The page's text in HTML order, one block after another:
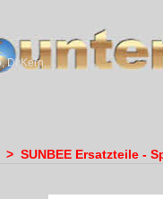
Solariumröhren,Heimsolarien von Hapro, Cosmedico, Dr.Kern, Megasun & Ergoline
> SUNBEE Ersatzteile -